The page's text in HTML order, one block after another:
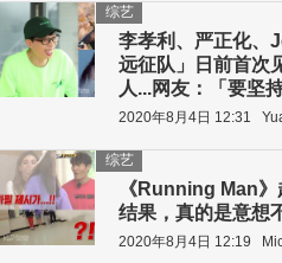
李孝利、严正化、
远征队」日前首次
人...网友：「要坚
综艺
2020年8月4日 12:31
《Running Man
结果，真的是意想
综艺
2020年8月4日 12:19